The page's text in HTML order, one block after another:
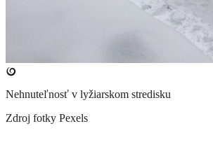
Nehnuteľnosť v lyžiarskom stredisku
Zdroj fotky Pexels